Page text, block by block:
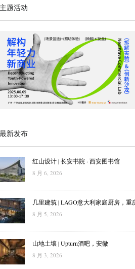
题活动
新发布
红山设计 | 长安书院 · 西安图书馆
8 月 6, 2026
几里建筑 | LAGO意大利家庭厨房，重
8 月 5, 2026
山地土壤 | Upturn酒吧，安徽
8 月 3, 2026